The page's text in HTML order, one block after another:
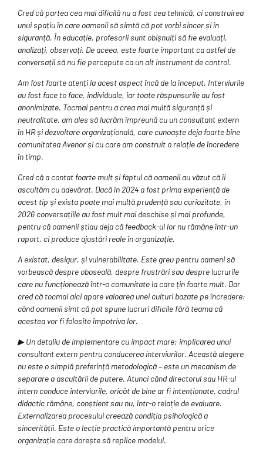
Cred că partea cea mai dificilă nu a fost cea tehnică, ci construirea
unui spațiu în care oamenii să simtă că pot vorbi sincer și în
siguranță. În educație, profesorii sunt obișnuiți să fie evaluați,
analizați, observați. De aceea, este foarte important ca astfel de
conversații să nu fie percepute ca un alt instrument de control.
Am fost foarte atenți la acest aspect încă de la început. Interviurile
au fost face to face, individuale, iar toate răspunsurile au fost
anonimizate. Tocmai pentru a crea mai multă siguranță și
neutralitate, am ales să lucrăm împreună cu un consultant extern
în HR și dezvoltare organizațională, care cunoaște deja foarte bine
comunitatea Avenor și cu care am construit o relație de încredere
în timp.
Cred că a contat foarte mult și faptul că oamenii au văzut că îi
ascultăm cu adevărat. Dacă în 2024 a fost prima experiență de
acest tip și exista poate mai multă prudență sau curiozitate, în
2026 conversațiile au fost mult mai deschise și mai profunde,
pentru că oamenii știau deja că feedback-ul lor nu rămâne într-un
raport, ci produce ajustări reale în organizație.
A existat, desigur, și vulnerabilitate. Este greu pentru oameni să
vorbească despre oboseală, despre frustrări sau despre lucrurile
care nu funcționează într-o comunitate la care țin foarte mult. Dar
cred că tocmai aici apare valoarea unei culturi bazate pe încredere:
când oamenii simt că pot spune lucruri dificile fără teama că
acestea vor fi folosite împotriva lor.
▶ Un detaliu de implementare cu impact mare: implicarea unui
consultant extern pentru conducerea interviurilor. Această alegere
nu este o simplă preferință metodologică – este un mecanism de
separare a ascultării de putere. Atunci când directorul sau HR-ul
intern conduce interviurile, oricât de bine ar fi intenționate, cadrul
didactic rămâne, conștient sau nu, într-o relație de evaluare.
Externalizarea procesului creează condiția psihologică a
sincerității. Este o lecție practică importantă pentru orice
organizație care dorește să replice modelul.